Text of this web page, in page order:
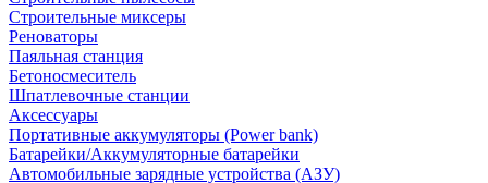
Строительные миксеры
Реноваторы
Паяльная станция
Бетоносмеситель
Шпатлевочные станции
Аксессуары
Портативные аккумуляторы (Power bank)
Батарейки/Аккумуляторные батарейки
Автомобильные зарядные устройства (АЗУ)